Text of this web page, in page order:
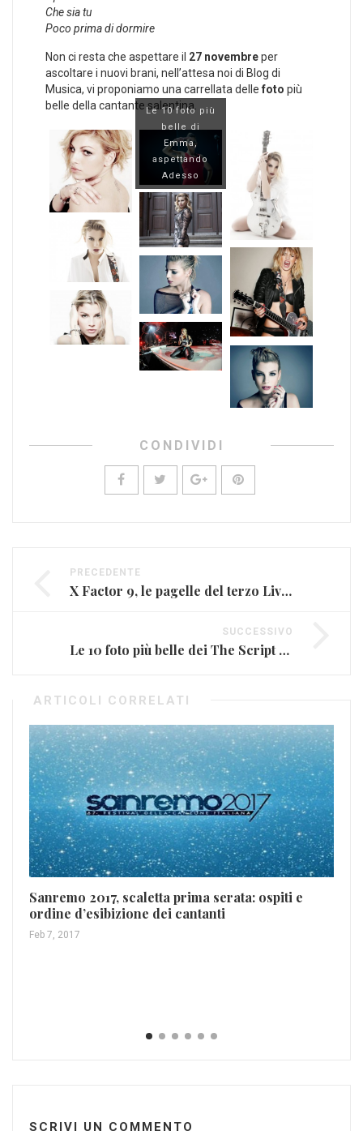
Che sia tu
Poco prima di dormire
Non ci resta che aspettare il 27 novembreper
ascoltare i nuovi brani, nell’attesa noi di Blog di
Musica, vi proponiamo una carrellata delle foto più
belle della cantante salentina.
Le 10 foto più
belle di
Emma,
aspettando
Adesso
CONDIVIDI
PRECEDENTE
X Factor 9, le pagelle del terzo Live Show
SUCCESSIVO
Le 10 foto più belle dei The Script (FOTO E VIDEO)
ARTICOLI CORRELATI
Sanremo 2017, scaletta prima serata: ospiti e
ordine d’esibizione dei cantanti
Feb 7, 2017
SCRIVI UN COMMENTO